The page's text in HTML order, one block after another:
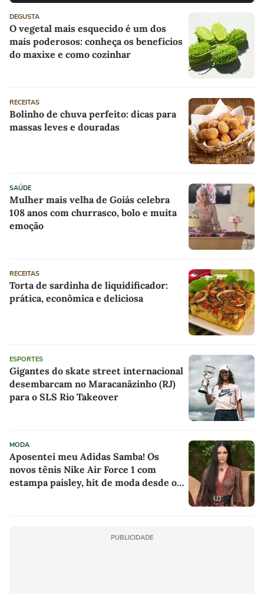
DEGUSTA
O vegetal mais esquecido é um dos
mais poderosos: conheça os benefícios
do maxixe e como cozinhar
RECEITAS
Bolinho de chuva perfeito: dicas para
massas leves e douradas
SAÚDE
Mulher mais velha de Goiás celebra
108 anos com churrasco, bolo e muita
emoção
RECEITAS
Torta de sardinha de liquidificador:
prática, econômica e deliciosa
ESPORTES
Gigantes do skate street internacional
desembarcam no Maracanãzinho (RJ)
para o SLS Rio Takeover
MODA
Aposentei meu Adidas Samba! Os
novos tênis Nike Air Force 1 com
estampa paisley, hit de moda desde os
PUBLICIDADE